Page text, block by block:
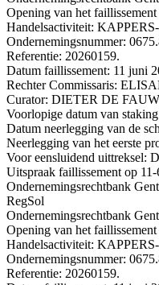
Opening van het
Handelsactiviteit:
Ondernemingsnummer:
Referentie: 20260159.
Datum faillissement: 11 juni
Rechter Commissaris:
Curator: DIETER DE
Voorlopige datum van
Datum neerlegging van de
Neerlegging van het eerste
Voor eensluidend uittreksel:
Uitspraak faillissement op
Ondernemingsrechtbank
RegSol
Ondernemingsrechtbank
Opening van het
Handelsactiviteit:
Ondernemingsnummer:
Referentie: 20260159.